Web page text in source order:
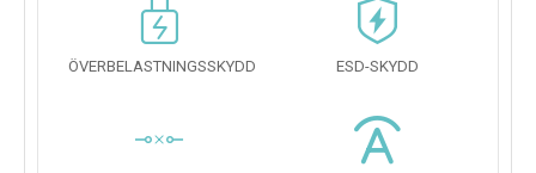
ÖVERBELASTNINGSSKYDD ESD-SKYDD